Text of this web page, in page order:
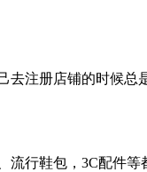
注册店铺的时候
行鞋包，3C配件